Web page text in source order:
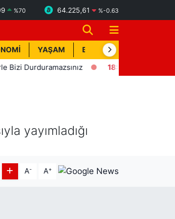
%70 64.225,61 %-0.63
YAŞAM BİK İLAN
18:57 Erdemli'de Deprem!
yayımladığı
A- A+